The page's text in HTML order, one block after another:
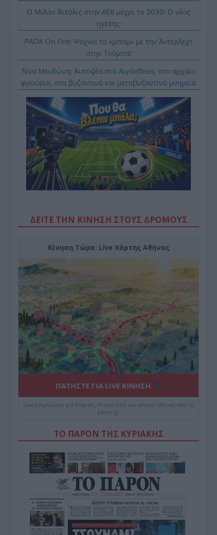
Ο Μιλάν Βιτάλις στην ΑΕΚ μέχρι το 2030! Ο νέος
ηγέτης;
PAOK On Fire: Ψάχνει το «μπαμ» με την Άντερλεχτ
στην Τούμπα!
Λίνα Μενδώνη: Αυτοψία στα Αιγόσθενα, στο αρχαίο
φρούριο, στα βυζαντινά και μεταβυζαντινά μνημεία
ΔΕΙΤΕ ΤΗΝ ΚΙΝΗΣΗ ΣΤΟΥΣ ΔΡΌΜΟΥΣ
Κίνηση Τώρα: Live Χάρτης Αθήνας
ΠΑΤΗΣΤΕ ΓΙΑ LIVE ΚΙΝΗΣΗ
Live ενημέρωση για Κηφισό, Αττική Οδό και κέντρο Αθήνας από το
paron.gr
ΤΟ ΠΑΡΟΝ ΤΗΣ ΚΥΡΙΑΚΗΣ